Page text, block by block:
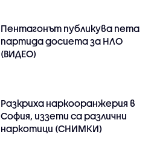
Пентагонът публикува пета
партида досиета за НЛО
(ВИДЕО)
Разкриха наркооранжерия в
София, иззети са различни
наркотици (СНИМКИ)